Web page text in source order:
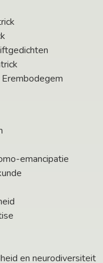
emancipatie
en neurodiversiteit